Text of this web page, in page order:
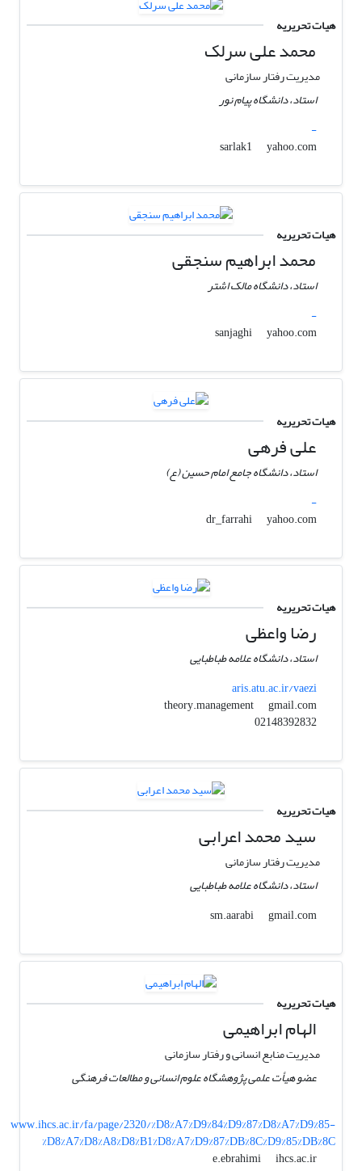
هیات تحریریه
محمد علی سرلک
مدیریت رفتار سازمانی
استاد، دانشگاه پیام نور
-
sarlak1
yahoo.com
هیات تحریریه
محمد ابراهیم سنجقی
استاد، دانشگاه مالک اشتر
-
sanjaghi
yahoo.com
هیات تحریریه
علی فرهی
استاد، دانشگاه جامع امام حسین (ع)
-
dr_farrahi
yahoo.com
هیات تحریریه
رضا واعظی
استاد، دانشگاه علامه طباطبایی
aris.atu.ac.ir/vaezi
theory.management
gmail.com
02148392832
هیات تحریریه
سید محمد اعرابی
مدیریت رفتار سازمانی
استاد، دانشگاه علامه طباطبایی
sm.aarabi
gmail.com
هیات تحریریه
الهام ابراهیمی
مدیریت منابع انسانی و رفتار سازمانی
عضو هیأت علمی پژوهشگاه علوم انسانی و مطالعات فرهنگی
www.ihcs.ac.ir/fa/page/2320/%D8%A7%D9%84%D9%87%D8%A7%D9%85-
%D8%A7%D8%A8%D8%B1%D8%A7%D9%87%DB%8C%D9%85%DB%8C
e.ebrahimi
ihcs.ac.ir